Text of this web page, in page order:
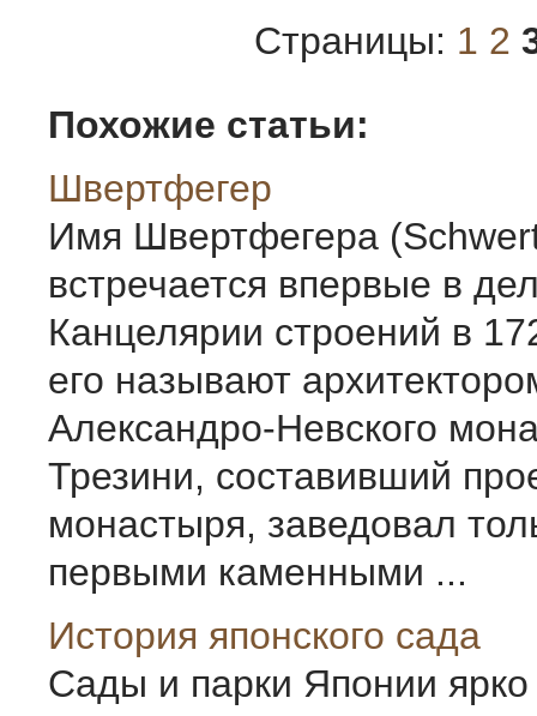
Страницы: 1 2
Похожие статьи:
Швертфегер
Имя Швертфегера
встречается впервые в
Канцелярии строений в
его называют
Александро-Невского
Трезини, составивший
монастыря, заведовал
первыми каменными ...
История японского сада
Сады и парки Японии